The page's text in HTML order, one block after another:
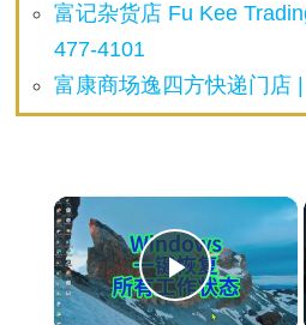
富记杂货店 Fu Kee
477-4101
富康商场逸四方快递门店 |
×
Play